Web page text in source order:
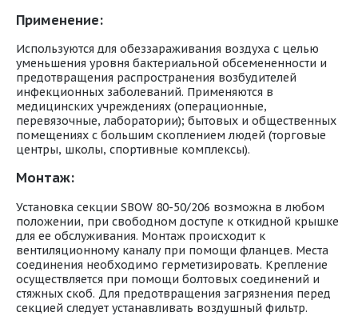
Применение:
Используются для обеззараживания воздуха с целью
уменьшения уровня бактериальной обсемененности и
предотвращения распространения возбудителей
инфекционных заболеваний. Применяются в
медицинских учреждениях (операционные,
перевязочные, лаборатории); бытовых и общественных
помещениях с большим скоплением людей (торговые
центры, школы, спортивные комплексы).
Монтаж:
Установка секции SBOW 80-50/206 возможна в любом
положении, при свободном доступе к откидной крышке
для ее обслуживания. Монтаж происходит к
вентиляционному каналу при помощи фланцев. Места
соединения необходимо герметизировать. Крепление
осуществляется при помощи болтовых соединений и
стяжных скоб. Для предотвращения загрязнения перед
секцией следует устанавливать воздушный фильтр.